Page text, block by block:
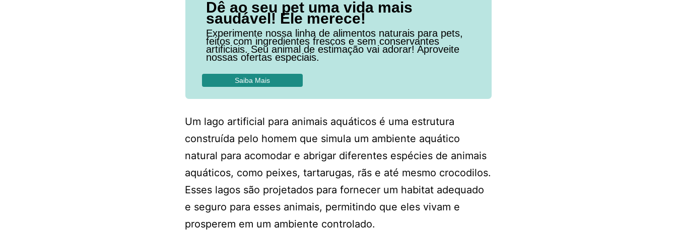
Dê ao seu pet uma vida mais
saudável! Ele merece!
Experimente nossa linha de alimentos naturais para pets,
feitos com ingredientes frescos e sem conservantes
artificiais. Seu animal de estimação vai adorar! Aproveite
nossas ofertas especiais.
Saiba Mais
Um lago artificial para animais aquáticos é uma estrutura
construída pelo homem que simula um ambiente aquático
natural para acomodar e abrigar diferentes espécies de animais
aquáticos, como peixes, tartarugas, rãs e até mesmo crocodilos.
Esses lagos são projetados para fornecer um habitat adequado
e seguro para esses animais, permitindo que eles vivam e
prosperem em um ambiente controlado.